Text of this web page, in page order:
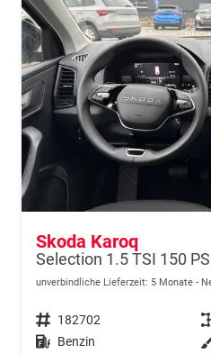
Skoda Karoq
unverbindliche Lieferzeit: 5 Monate
Fahrzeugnr. 182702
Kraftstoff Benzin